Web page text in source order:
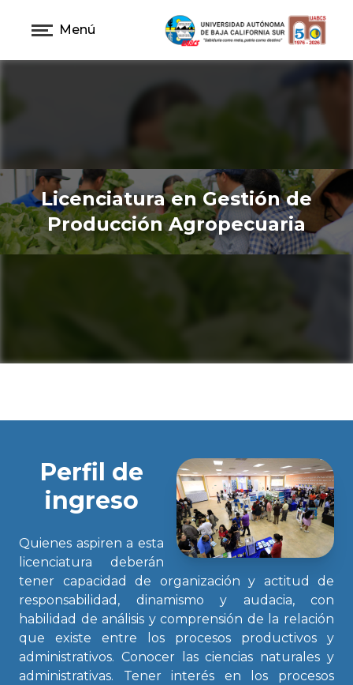
Menú
Licenciatura en Gestión de
Producción Agropecuaria
Perfil de
ingreso
Quienes aspiren a esta
licenciatura deberán
tener capacidad de organización y actitud de
responsabilidad, dinamismo y audacia, con
habilidad de análisis y comprensión de la relación
que existe entre los procesos productivos y
administrativos. Conocer las ciencias naturales y
administrativas. Tener interés en los procesos